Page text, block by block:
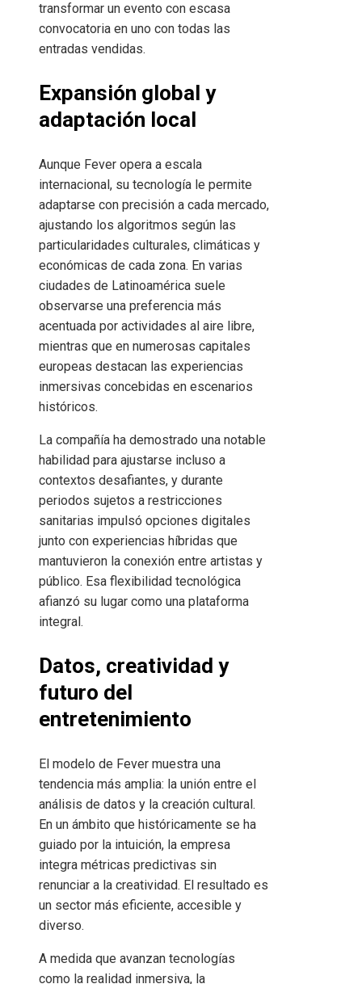
transformar un evento con escasa
convocatoria en uno con todas las
entradas vendidas.
Expansión global y
adaptación local
Aunque Fever opera a escala
internacional, su tecnología le permite
adaptarse con precisión a cada mercado,
ajustando los algoritmos según las
particularidades culturales, climáticas y
económicas de cada zona. En varias
ciudades de Latinoamérica suele
observarse una preferencia más
acentuada por actividades al aire libre,
mientras que en numerosas capitales
europeas destacan las experiencias
inmersivas concebidas en escenarios
históricos.
La compañía ha demostrado una notable
habilidad para ajustarse incluso a
contextos desafiantes, y durante
periodos sujetos a restricciones
sanitarias impulsó opciones digitales
junto con experiencias híbridas que
mantuvieron la conexión entre artistas y
público. Esa flexibilidad tecnológica
afianzó su lugar como una plataforma
integral.
Datos, creatividad y
futuro del
entretenimiento
El modelo de Fever muestra una
tendencia más amplia: la unión entre el
análisis de datos y la creación cultural.
En un ámbito que históricamente se ha
guiado por la intuición, la empresa
integra métricas predictivas sin
renunciar a la creatividad. El resultado es
un sector más eficiente, accesible y
diverso.
A medida que avanzan tecnologías
como la realidad inmersiva, la